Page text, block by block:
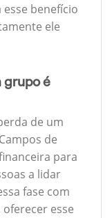
benefício
ele
grupo é
de um
de
para
a lidar
fase com
esse